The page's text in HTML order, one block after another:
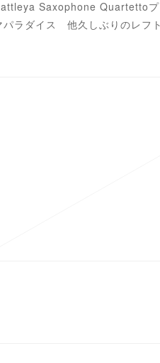
Saxophone Quartetto
パラダイス 他久しぶりのレフ